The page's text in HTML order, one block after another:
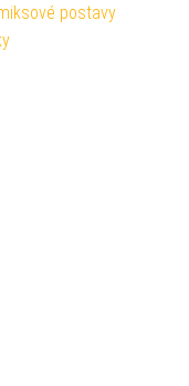
postavy